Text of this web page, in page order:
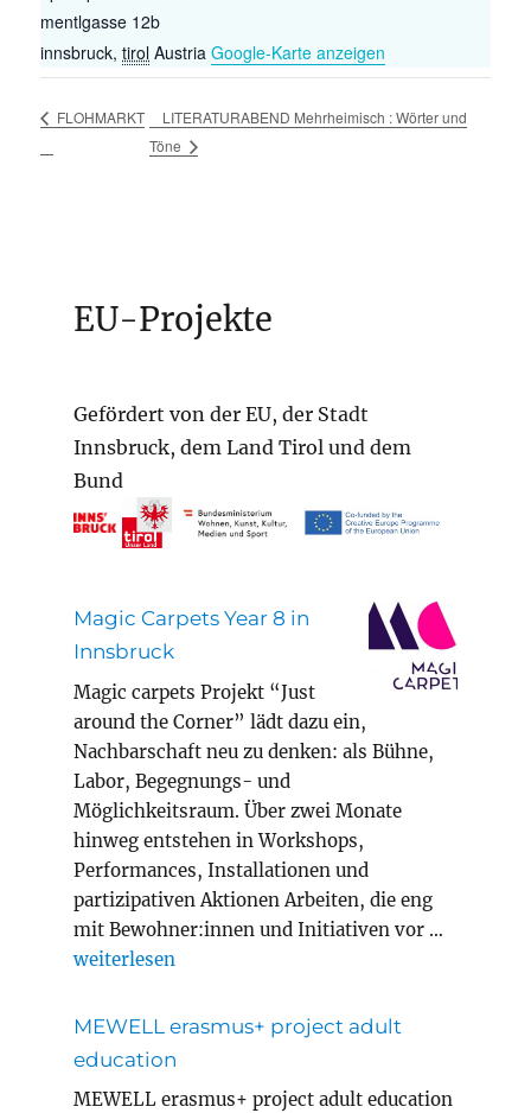
mentlgasse 12b
innsbruck, tirol Austria Google-Karte anzeigen
FLOHMARKT
LITERATURABEND Mehrheimisch : Wörter und
Töne
EU-Projekte
Gefördert von der EU, der Stadt
Innsbruck, dem Land Tirol und dem
Bund
Magic Carpets Year 8 in
Innsbruck
Magic carpets Projekt “Just
around the Corner” lädt dazu ein,
Nachbarschaft neu zu denken: als Bühne,
Labor, Begegnungs- und
Möglichkeitsraum. Über zwei Monate
hinweg entstehen in Workshops,
Performances, Installationen und
partizipativen Aktionen Arbeiten, die eng
mit Bewohner:innen und Initiativen vor …
„Magic Carpets Year 8 in Innsbruck“
weiterlesen
MEWELL erasmus+ project adult
education
MEWELL erasmus+ project adult education